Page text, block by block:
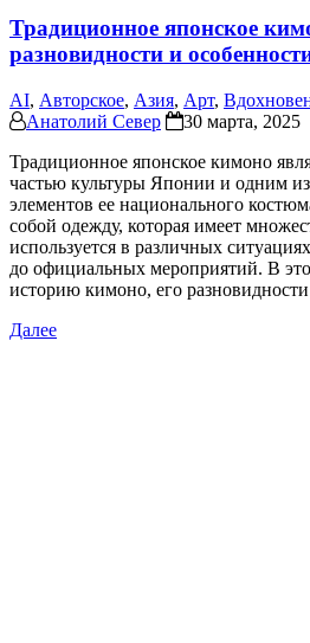
Традиционное японское
разновидности и
AI, Авторское, Азия, Арт,
Анатолий Север
30 марта, 2025
Традиционное японское кимоно
частью культуры Японии и одним
элементов ее национального
собой одежду, которая имеет
используется в различных
до официальных мероприятий. В
историю кимоно, его
Далее